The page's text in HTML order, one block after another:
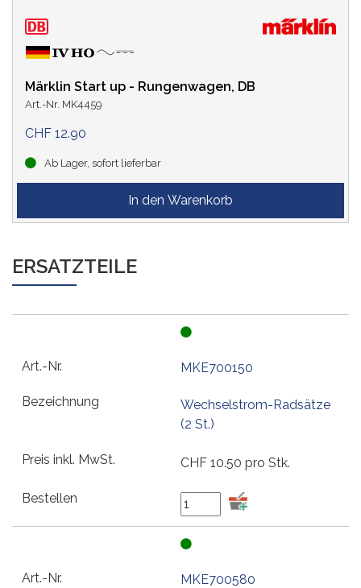
Märklin Start up - Rungenwagen, DB
Art.-Nr. MK4459
CHF 12.90
Ab Lager, sofort lieferbar
ERSATZTEILE
MKE700150
Wechselstrom-Radsätze
(2 St.)
CHF 10.50 pro Stk.
MKE700580